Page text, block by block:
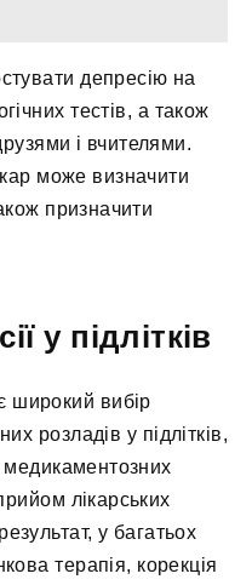
депресію на
тестів, а також
і вчителями.
може визначити
призначити
у підлітків
широкий вибір
розладів у підлітків,
медикаментозних
лікарських
у багатьох
терапія, корекція